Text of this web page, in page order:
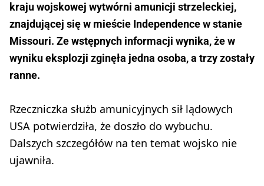
kraju wojskowej wytwórni amunicji strzeleckiej,
znajdującej się w mieście Independence w stanie
Missouri. Ze wstępnych informacji wynika, że w
wyniku eksplozji zginęła jedna osoba, a trzy zostały
ranne.
Rzeczniczka służb amunicyjnych sił lądowych
USA potwierdziła, że doszło do wybuchu.
Dalszych szczegółów na ten temat wojsko nie
ujawniła.